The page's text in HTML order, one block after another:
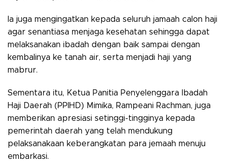
Ia juga mengingatkan kepada seluruh jamaah calon haji
agar senantiasa menjaga kesehatan sehingga dapat
melaksanakan ibadah dengan baik sampai dengan
kembalinya ke tanah air, serta menjadi haji yang
mabrur.
Sementara itu, Ketua Panitia Penyelenggara Ibadah
Haji Daerah (PPIHD) Mimika, Rampeani Rachman, juga
memberikan apresiasi setinggi-tingginya kepada
pemerintah daerah yang telah mendukung
pelaksanakaan keberangkatan para jemaah menuju
embarkasi.